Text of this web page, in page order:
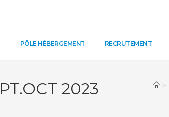
PÔLE HÉBERGEMENT RECRUTEMENT
2023 >